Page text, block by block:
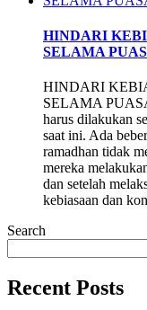
HINDARI
SELAMA
HINDARI
SELAMA
harus dilakukan
saat ini. Ada
ramadhan tidak
mereka
dan setelah
kebiasaan dan
Search
Recent Posts